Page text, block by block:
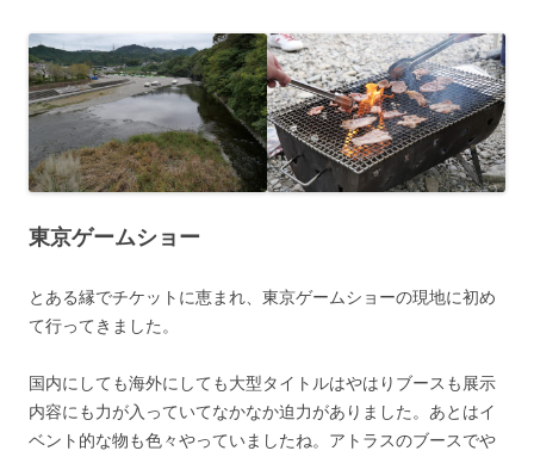
東京ゲームショー
とある縁でチケットに恵まれ、東京ゲームショーの現地に初め
て行ってきました。
国内にしても海外にしても大型タイトルはやはりブースも展示
内容にも力が入っていてなかなか迫力がありました。あとはイ
ベント的な物も色々やっていましたね。アトラスのブースでや